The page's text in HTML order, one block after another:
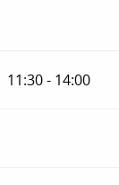
11:30 - 14:00